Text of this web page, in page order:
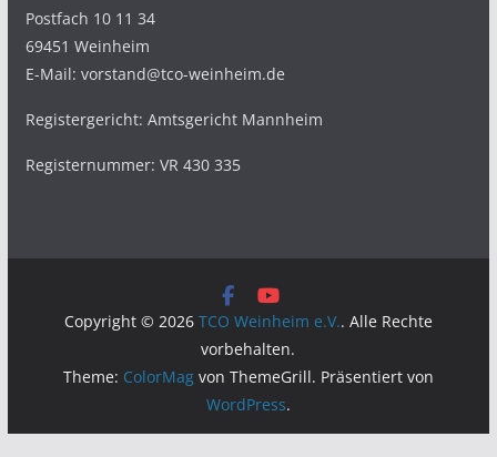
Postfach 10 11 34
69451 Weinheim
E-Mail: vorstand@tco-weinheim.de
Registergericht: Amtsgericht Mannheim
Registernummer: VR 430 335
Copyright © 2026 TCO Weinheim e.V.. Alle Rechte
vorbehalten.
Theme: ColorMagvon ThemeGrill. Präsentiert von
WordPress.